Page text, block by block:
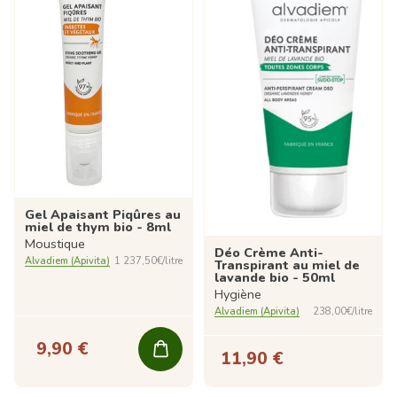
Gel Apaisant Piqûres au
miel de thym bio - 8ml
Moustique
Alvadiem (Apivita) 1 237,50€/litre
9,90 €
Déo Crème Anti-
Transpirant au miel de
lavande bio - 50ml
Hygiène
Alvadiem (Apivita) 238,00€/litre
11,90 €